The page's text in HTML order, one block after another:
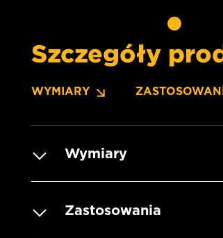
Szczegóły
WYMIARY
Wymiary
Zastosowania